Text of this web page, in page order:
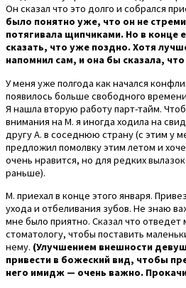
Он сказал что это долго и собрался
было понятно уже, что он не
потягивала щипчиками. Но в конце
сказать, что уже поздно. Хотя
напомнил сам, и она бы сказала,
У меня уже полгода как начался
появилось больше свободного
Я нашла вторую работу парт-тайм.
внимания на М. я иногда ходила на
другу А. в соседнюю страну (с этим у
предложил помолвку этим летом и
очень нравится, но для редких
раньше).
М. приехал в конце этого января.
ухода и отбеливания зубов. Не знаю
мне было приятно. Сказал что отведет
стоматологу, чтобы поставить
нему. (Улучшением внешности
привести в божеский вид, чтобы
него имидж — очень важно.